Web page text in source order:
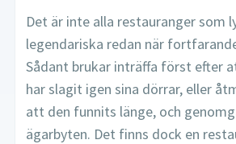
Det är inte alla restauranger som
legendariska redan när
Sådant brukar inträffa först efter
har slagit igen sina dörrar, eller
att den funnits länge, och
ägarbyten. Det finns dock en